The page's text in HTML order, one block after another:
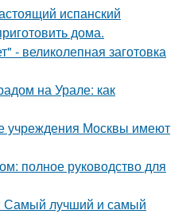
испанский
дома.
- великолепная заготовка
на Урале: как
учреждения Москвы имеют
полное руководство для
Самый лучший и самый